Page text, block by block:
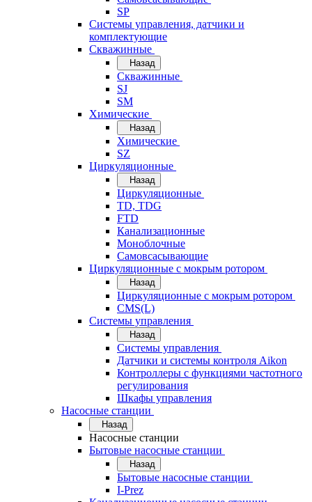
SP
Системы управления, датчики и
комплектующие
Скважинные
Назад
Скважинные
SJ
SM
Химические
Назад
Химические
SZ
Циркуляционные
Назад
Циркуляционные
TD, TDG
FTD
Канализационные
Моноблочные
Самовсасывающие
Циркуляционные с мокрым ротором
Назад
Циркуляционные с мокрым ротором
CMS(L)
Системы управления
Назад
Системы управления
Датчики и системы контроля Aikon
Контроллеры с функциями частотного
регулирования
Шкафы управления
Насосные станции
Назад
Насосные станции
Бытовые насосные станции
Назад
Бытовые насосные станции
I-Prez